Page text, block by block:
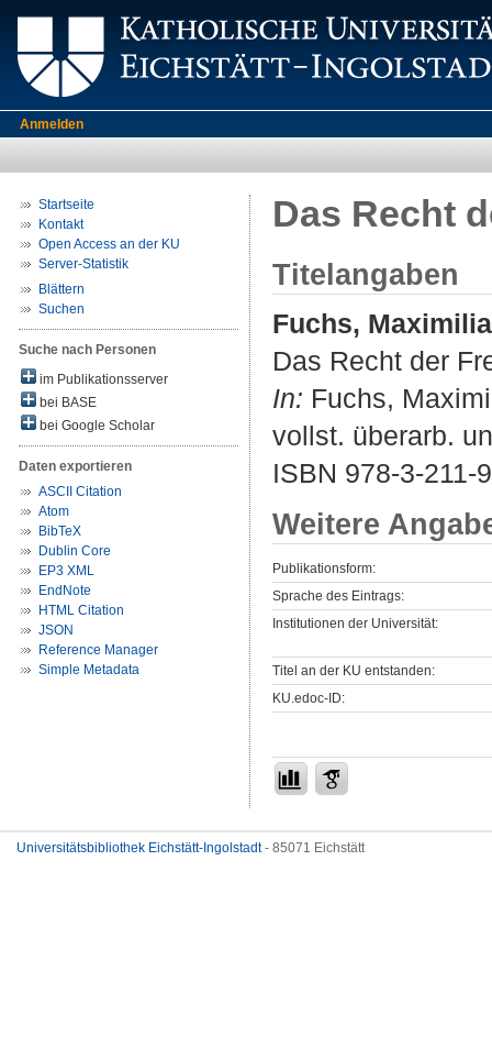
Anmelden
Startseite
Kontakt
Open Access an der KU
Server-Statistik
Blättern
Suchen
Suche nach Personen
im Publikationsserver
bei BASE
bei Google Scholar
Daten exportieren
ASCII Citation
Atom
BibTeX
Dublin Core
EP3 XML
EndNote
HTML Citation
JSON
Reference Manager
Simple Metadata
Das Recht
Titelangaben
Fuchs,
Das Recht der
In: Fuchs,
vollst. überarb.
ISBN 978-3-211-
Weitere
Publikationsform:
Sprache des Eintrags:
Institutionen der Universität:
Titel an der KU entstanden:
KU.edoc-ID:
Universitätsbibliothek Eichstätt-Ingolstadt- 85071 Eichstätt